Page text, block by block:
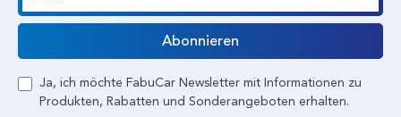
E-Mail
Abonnieren
Ja, ich möchte FabuCar Newsletter mit Informationen zu
Produkten, Rabatten und Sonderangeboten erhalten.